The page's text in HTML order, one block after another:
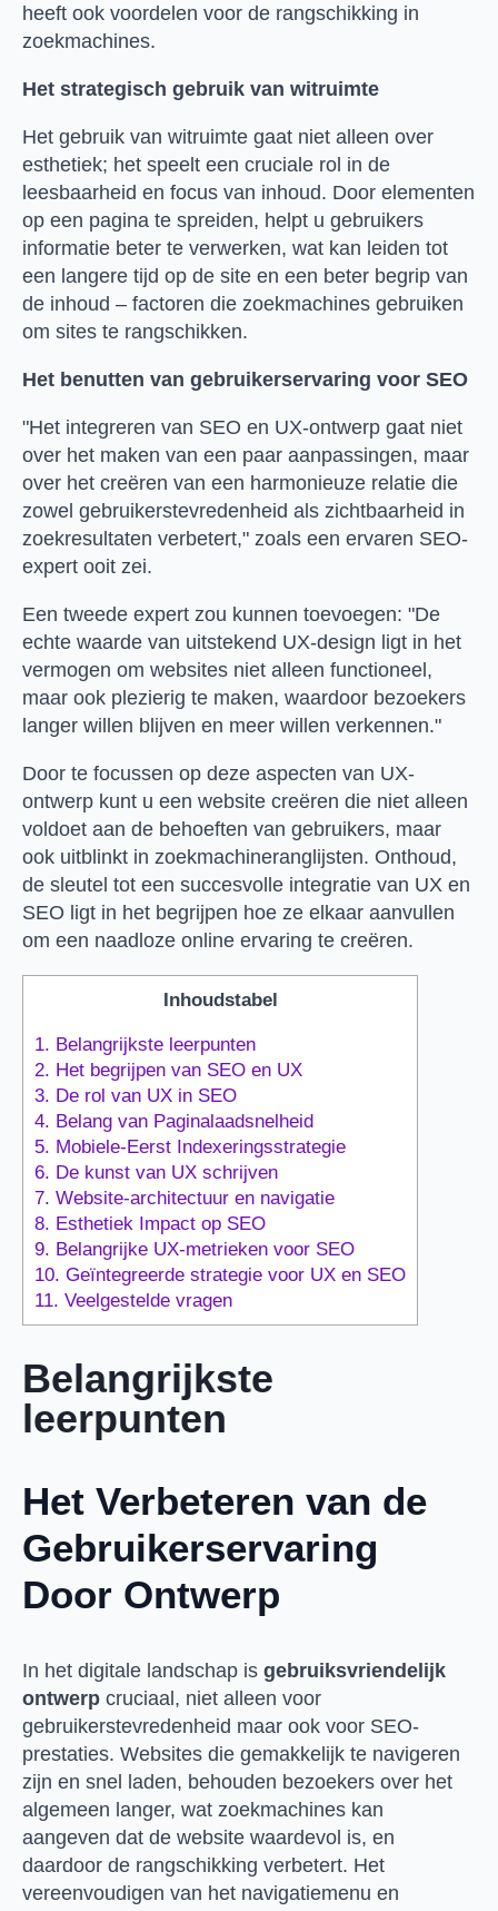
heeft ook voordelen voor de rangschikking in
zoekmachines.
Het strategisch gebruik van witruimte
Het gebruik van witruimte gaat niet alleen over
esthetiek; het speelt een cruciale rol in de
leesbaarheid en focus van inhoud. Door elementen
op een pagina te spreiden, helpt u gebruikers
informatie beter te verwerken, wat kan leiden tot
een langere tijd op de site en een beter begrip van
de inhoud – factoren die zoekmachines gebruiken
om sites te rangschikken.
Het benutten van gebruikerservaring voor SEO
"Het integreren van SEO en UX-ontwerp gaat niet
over het maken van een paar aanpassingen, maar
over het creëren van een harmonieuze relatie die
zowel gebruikerstevredenheid als zichtbaarheid in
zoekresultaten verbetert," zoals een ervaren SEO-
expert ooit zei.
Een tweede expert zou kunnen toevoegen: "De
echte waarde van uitstekend UX-design ligt in het
vermogen om websites niet alleen functioneel,
maar ook plezierig te maken, waardoor bezoekers
langer willen blijven en meer willen verkennen."
Door te focussen op deze aspecten van UX-
ontwerp kunt u een website creëren die niet alleen
voldoet aan de behoeften van gebruikers, maar
ook uitblinkt in zoekmachineranglijsten. Onthoud,
de sleutel tot een succesvolle integratie van UX en
SEO ligt in het begrijpen hoe ze elkaar aanvullen
om een naadloze online ervaring te creëren.
Inhoudstabel
1. Belangrijkste leerpunten
2. Het begrijpen van SEO en UX
3. De rol van UX in SEO
4. Belang van Paginalaadsnelheid
5. Mobiele-Eerst Indexeringsstrategie
6. De kunst van UX schrijven
7. Website-architectuur en navigatie
8. Esthetiek Impact op SEO
9. Belangrijke UX-metrieken voor SEO
10. Geïntegreerde strategie voor UX en SEO
11. Veelgestelde vragen
Belangrijkste
leerpunten
Het Verbeteren van de
Gebruikerservaring
Door Ontwerp
In het digitale landschap is gebruiksvriendelijk
ontwerp cruciaal, niet alleen voor
gebruikerstevredenheid maar ook voor SEO-
prestaties. Websites die gemakkelijk te navigeren
zijn en snel laden, behouden bezoekers over het
algemeen langer, wat zoekmachines kan
aangeven dat de website waardevol is, en
daardoor de rangschikking verbetert. Het
vereenvoudigen van het navigatiemenu en